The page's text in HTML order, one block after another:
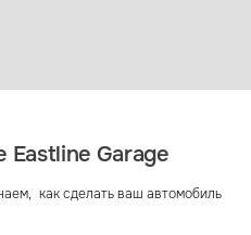
Eastline Garage
как сделать ваш автомобиль